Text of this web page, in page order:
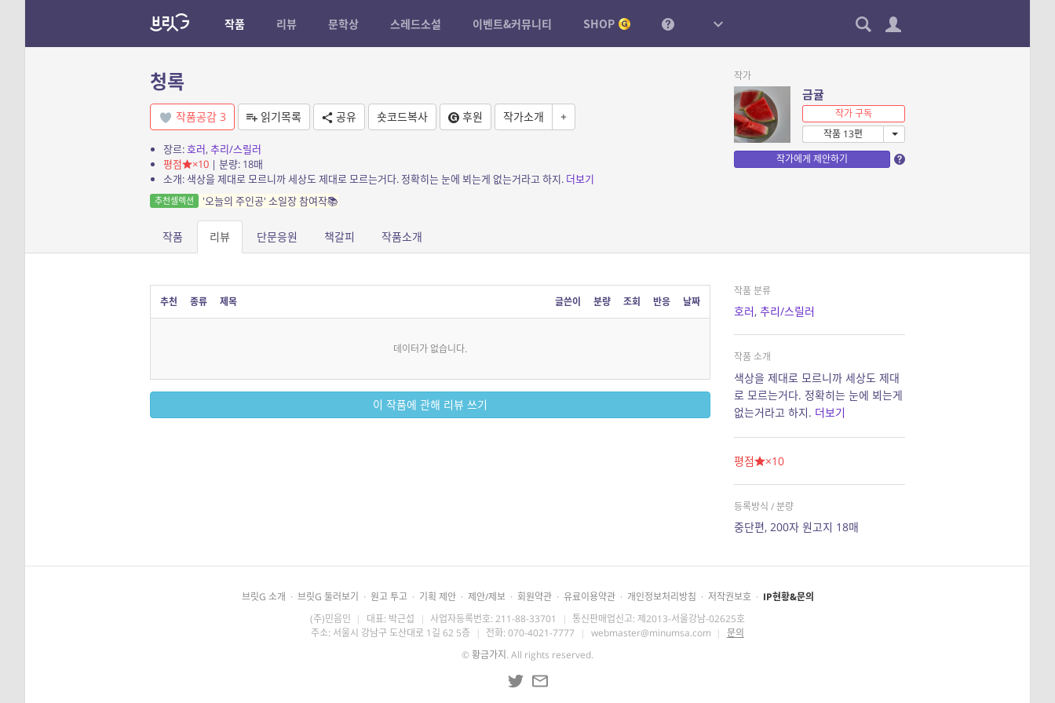
작품 리뷰 문학상 스레드소설 이벤트&커뮤니티 SHOP
청록
작품공감 3 읽기목록 공유 숏코드복사 후원 작가소개 +
장르:호러, 추리/스릴러
평점
×10| 분량: 18매
소개: 색상을 제대로 모르니까 세상도 제대로 모르는거다. 정확히는 눈에 뵈는게 없는거라고 하지. 더보기
추천셀렉션 '오늘의 주인공' 소일장 참여작📚
작가
금귤
작가 구독
작품 13편
작가에게 제안하기
작품 리뷰 단문응원 책갈피 작품소개
추천 종류 제목 글쓴이 분량 조회 반응 날짜
데이터가 없습니다.
이 작품에 관해 리뷰 쓰기
작품 분류
호러, 추리/스릴러
작품 소개
색상을 제대로 모르니까 세상도 제대
로 모르는거다. 정확히는 눈에 뵈는게
없는거라고 하지. 더보기
평점 ×10
등록방식 / 분량
중단편, 200자 원고지 18매
브릿G 소개 · 브릿G 둘러보기 · 원고 투고 · 기획 제안 · 제안/제보 · 회원약관 · 유료이용약관 · 개인정보처리방침 · 저작권보호 · IP현황&문의
(주)민음인 | 대표: 박근섭 | 사업자등록번호: 211-88-33701 | 통신판매업신고: 제2013-서울강남-02625호
주소: 서울시 강남구 도산대로 1길 62 5층 | 전화: 070-4021-7777 | webmaster@minumsa.com | 문의
©황금가지 . All rights reserved.